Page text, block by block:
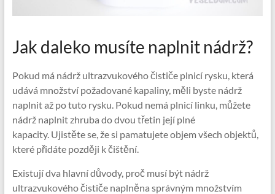
Jak daleko musíte naplnit nádrž?
Pokud má nádrž ultrazvukového čističe plnicí rysku, která
udává množství požadované kapaliny, měli byste nádrž
naplnit až po tuto rysku. Pokud nemá plnicí linku, můžete
nádrž naplnit zhruba do dvou třetin její plné
kapacity. Ujistěte se, že si pamatujete objem všech objektů,
které přidáte později k čištění.
Existují dva hlavní důvody, proč musí být nádrž
ultrazvukového čističe naplněna správným množstvím